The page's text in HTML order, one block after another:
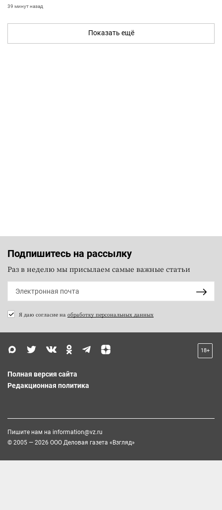
39 минут назад
Показать ещё
Подпишитесь на рассылку
Раз в неделю мы присылаем самые важные статьи
Я даю согласие на обработку персональных данных
18+
Полная версия сайта
Редакционная политика
Пишите нам на information@vz.ru
© 2005 — 2026 ООО Деловая газета «Взгляд»